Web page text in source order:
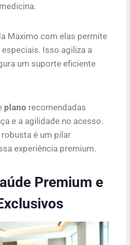
Maximo com elas permite
Isso agiliza a
um suporte eficiente
plano recomendadas
e a agilidade no acesso.
robusta é um pilar
experiência premium.
Premium e